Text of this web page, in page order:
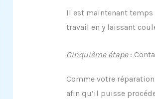
Il est maintenant temps
travail en y laissant
Cinquième étape:
Comme votre
afin qu’il puisse